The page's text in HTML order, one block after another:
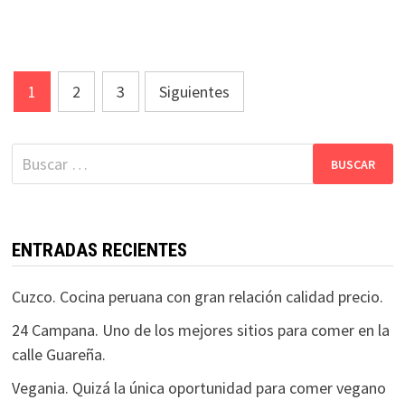
Paginación
de
entradas
1 2 3 Siguientes
Buscar:
ENTRADAS RECIENTES
Cuzco. Cocina peruana con gran relación calidad precio.
24 Campana. Uno de los mejores sitios para comer en la
calle Guareña.
Vegania. Quizá la única oportunidad para comer vegano